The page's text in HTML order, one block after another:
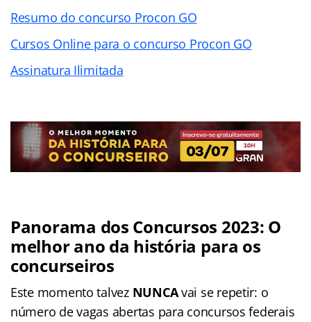
Resumo do concurso Procon GO
Cursos Online para o concurso Procon GO
Assinatura Ilimitada
Panorama dos Concursos 2023: O
melhor ano da história para os
concurseiros
Este momento talvez NUNCAvai se repetir: o
número de vagas abertas para concursos federais